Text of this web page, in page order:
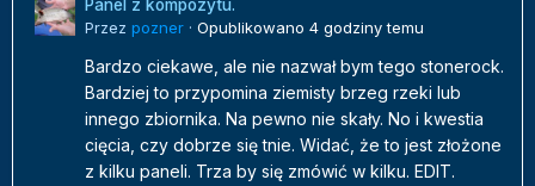
Panel z kompozytu.
Przez pozner · Opublikowano 4 godziny temu
Bardzo ciekawe, ale nie nazwał bym tego stonerock.
Bardziej to przypomina ziemisty brzeg rzeki lub
innego zbiornika. Na pewno nie skały. No i kwestia
cięcia, czy dobrze się tnie. Widać, że to jest złożone
z kilku paneli. Trza by się zmówić w kilku. EDIT.